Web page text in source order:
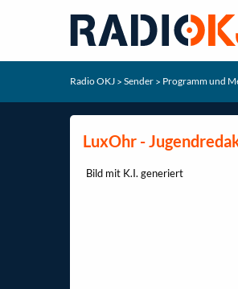
Radio OKJ > Sender > Programm und
LuxOhr -
Bild mit K.I. generiert